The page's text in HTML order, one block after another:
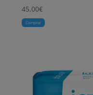
45,00€
Comprar